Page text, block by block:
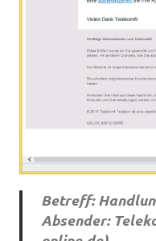
Betreff:
Absender: